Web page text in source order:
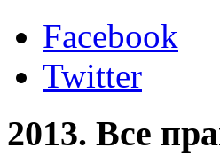
Facebook
Twitter
2013. Все